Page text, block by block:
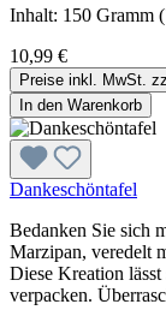
Inhalt: 150 Gramm
10,99 €
Preise inkl. MwSt.
In den Warenkorb
Dankeschöntafel
Bedanken Sie sich
Marzipan, veredelt
Diese Kreation
verpacken.